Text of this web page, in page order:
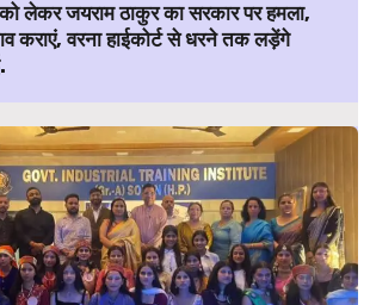
लेकर जयराम ठाकुर का सरकार पर हमला,
कराएं, वरना हाईकोर्ट से धरने तक लड़ेंगे